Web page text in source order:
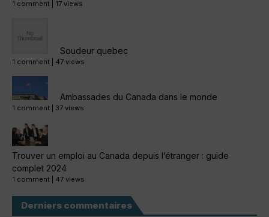
1 comment 17 views
Soudeur quebec
1 comment 47 views
Ambassades du Canada dans le monde
1 comment 37 views
Trouver un emploi au Canada depuis l’étranger : guide
complet 2024
1 comment 47 views
Derniers commentaires